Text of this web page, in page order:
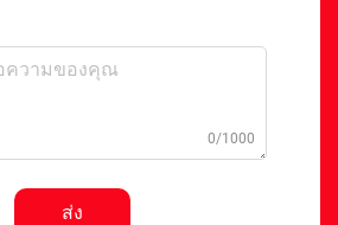
0/1000
ส่ง